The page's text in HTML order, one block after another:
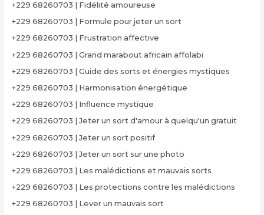
+229 68260703 | Fidélité amoureuse
+229 68260703 | Formule pour jeter un sort
+229 68260703 | Frustration affective
+229 68260703 | Grand marabout africain affolabi
+229 68260703 | Guide des sorts et énergies mystiques
+229 68260703 | Harmonisation énergétique
+229 68260703 | Influence mystique
+229 68260703 | Jeter un sort d'amour à quelqu'un gratuit
+229 68260703 | Jeter un sort positif
+229 68260703 | Jeter un sort sur une photo
+229 68260703 | Les malédictions et mauvais sorts
+229 68260703 | Les protections contre les malédictions
+229 68260703 | Lever un mauvais sort